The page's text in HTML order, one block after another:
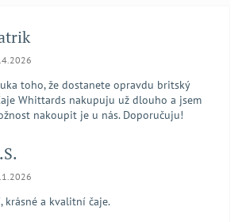
obchodu je 5 z 5 hvězdiček.
toho, že dostanete opravdu britský
Whittards nakupuju už dlouho a jsem
nakoupit je u nás. Doporučuju!
obchodu je 5 z 5 hvězdiček.
krásné a kvalitní čaje.